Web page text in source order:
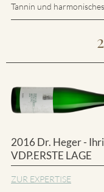
Tannin und
2016 Dr. Heger -
VDP.ERSTE LAGE
ZUR EXPERTISE